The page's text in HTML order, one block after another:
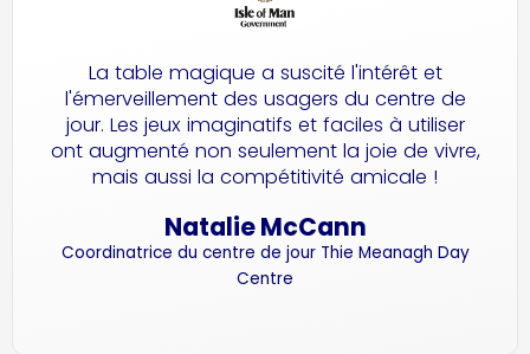
La table magique a suscité l'intérêt et
l'émerveillement des usagers du centre de
jour. Les jeux imaginatifs et faciles à utiliser
ont augmenté non seulement la joie de vivre,
mais aussi la compétitivité amicale !
Natalie McCann
Coordinatrice du centre de jour Thie Meanagh Day
Centre